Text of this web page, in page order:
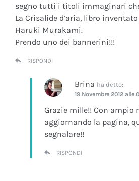
segno tutti i titoli immaginari
La Crisalide d’aria, libro inventato
Haruki Murakami.
Prendo uno dei bannerini!!!
RISPONDI
Brina ha detto:
19 Novembre 2012 alle
Grazie mille!! Con ampio
aggiornando la pagina,
segnalare!!
RISPONDI